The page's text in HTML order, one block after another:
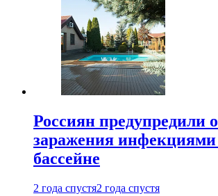
Россиян предупредили
заражения
бассейне
2 года спустя2 года спустя